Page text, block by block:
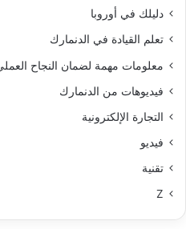
دليلك في أوروبا
تعلم القيادة في الدنمارك
معلومات مهمة لضمان النجاح
فيديوهات من الدنمارك
التجارة الإلكترونية
فيديو
تقنية
Z